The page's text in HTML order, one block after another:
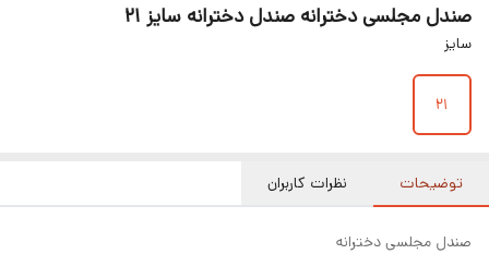
صندل مجلسی دخترانه صندل دخترانه سایز ۲۱
سایز
۲۱
توضیحات نظرات کاربران
صندل مجلسی دخترانه